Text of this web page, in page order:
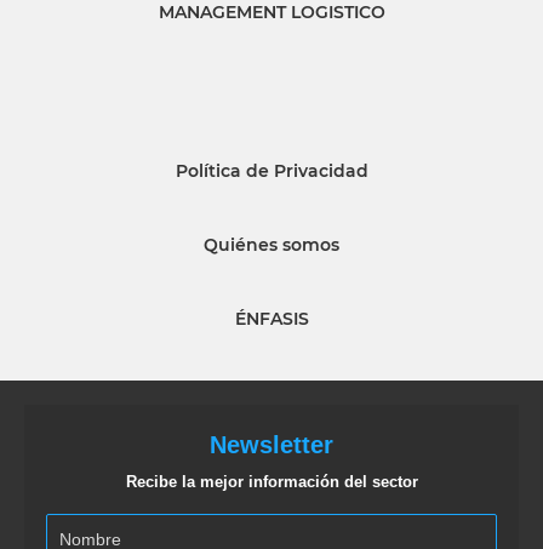
MANAGEMENT LOGISTICO
Política de Privacidad
Quiénes somos
ÉNFASIS
Newsletter
Recibe la mejor información del sector